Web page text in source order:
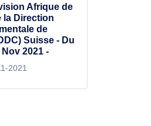
Afrique de
la Direction
de
Suisse - Du
2021 -
2021